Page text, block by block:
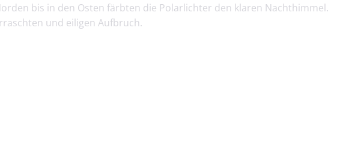
bis in den Osten färbten die Polarlichter den klaren Nachthimmel.
und eiligen Aufbruch.